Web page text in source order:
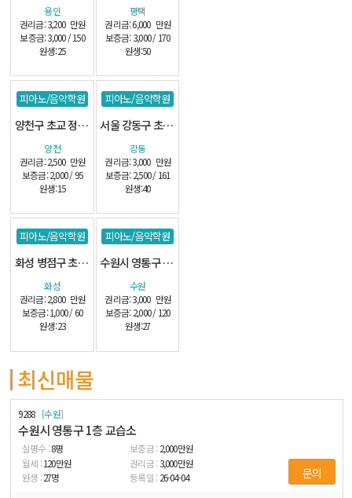
용인
권리금: 3,200 만원
보증금: 3,000 / 150
원생:25
평택
권리금: 6,000 만원
보증금: 3,000 / 170
원생:50
피아노/음악학원
양천구 초교 정문앞 관인
양천
권리금: 2,500 만원
보증금: 2,000 / 95
원생:15
피아노/음악학원
서울 강동구 초교인근 관인
강동
권리금: 3,000 만원
보증금: 2,500 / 161
원생:40
피아노/음악학원
화성 병점구 초교앞 단지내 교습소-(시설최상)
화성
권리금: 2,800 만원
보증금: 1,000 / 60
원생:23
피아노/음악학원
수원시 영통구 1층 교습소
수원
권리금: 3,000 만원
보증금: 2,000 / 120
원생:27
최신매물
9288 수원
수원시 영통구 1층 교습소
8평 2,000만원
120만원 3,000만원
27명 26-04-04 문의